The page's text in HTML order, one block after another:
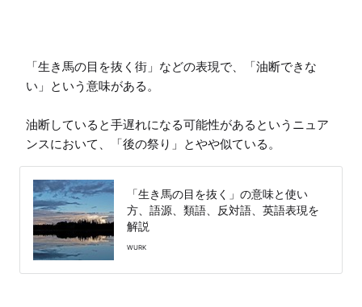
「生き馬の目を抜く街」などの表現で、「油断できな
い」という意味がある。
油断していると手遅れになる可能性があるというニュア
ンスにおいて、「後の祭り」とやや似ている。
「生き馬の目を抜く」の意味と使い
方、語源、類語、反対語、英語表現を
解説
WURK